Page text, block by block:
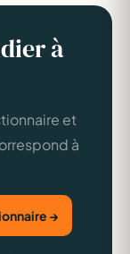
à
et
à
→